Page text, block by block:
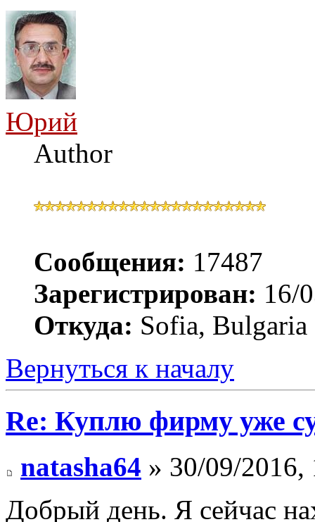
Юрий
Author
Сообщения: 17487
Зарегистрирован: 16/
Откуда: Sofia, Bulgaria
Вернуться к началу
Re: Куплю фирму уже
natasha64 » 30/09/2016,
Добрый день. Я сейчас